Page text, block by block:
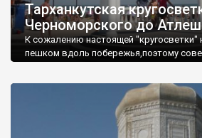
Тарханкутская
Черноморского до
К сожалению настоящей "кругосветки"
пешком вдоль побережья,поэтому